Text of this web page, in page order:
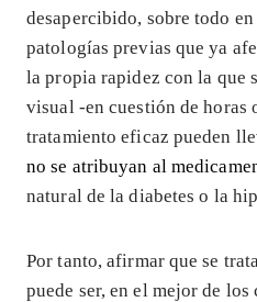
desapercibido, sobre todo
patologías previas que ya
la propia rapidez con la que
visual -en cuestión de horas
tratamiento eficaz pueden
no se atribuyan al
natural de la diabetes o la
Por tanto, afirmar que se
puede ser, en el mejor de